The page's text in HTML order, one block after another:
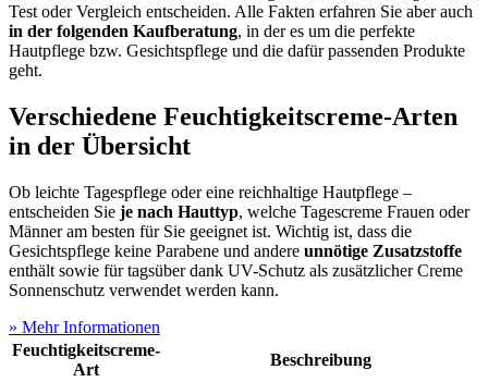
Test oder Vergleich entscheiden. Alle Fakten erfahren Sie aber auch
in der folgenden Kaufberatung, in der es um die perfekte
Hautpflege bzw. Gesichtspflege und die dafür passenden Produkte
geht.
Verschiedene Feuchtigkeitscreme-Arten
in der Übersicht
Ob leichte Tagespflege oder eine reichhaltige Hautpflege –
entscheiden Sie je nach Hauttyp, welche Tagescreme Frauen oder
Männer am besten für Sie geeignet ist. Wichtig ist, dass die
Gesichtspflege keine Parabene und andere unnötige Zusatzstoffe
enthält sowie für tagsüber dank UV-Schutz als zusätzlicher Creme
Sonnenschutz verwendet werden kann.
» Mehr Informationen
Feuchtigkeitscreme-
Art
Beschreibung